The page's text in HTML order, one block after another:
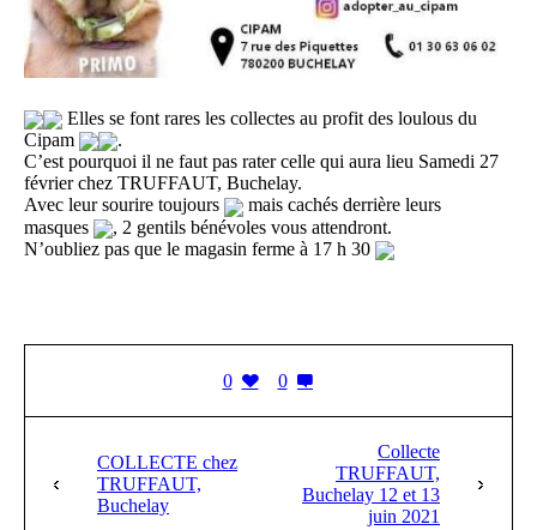
Elles se font rares les collectes au profit des loulous du
Cipam
.
C’est pourquoi il ne faut pas rater celle qui aura lieu Samedi 27
février chez TRUFFAUT, Buchelay.
Avec leur sourire toujours
mais cachés derrière leurs
masques
, 2 gentils bénévoles vous attendront.
N’oubliez pas que le magasin ferme à 17 h 30
0 0
COLLECTE chez
TRUFFAUT,
Buchelay
Collecte
TRUFFAUT,
Buchelay 12 et 13
juin 2021